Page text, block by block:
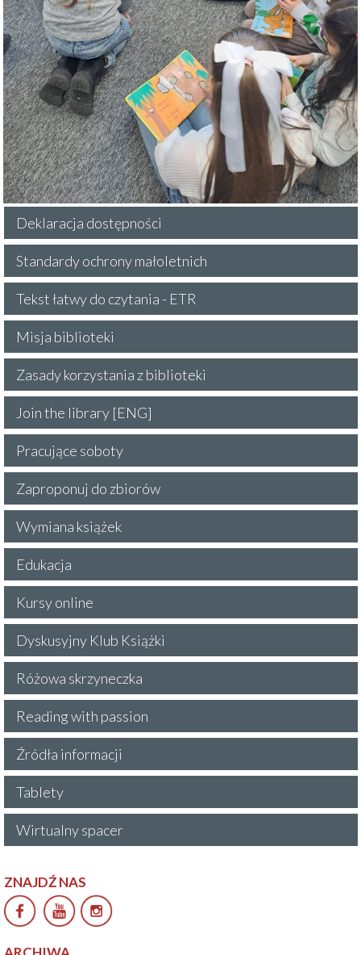
Deklaracja dostępności
Standardy ochrony małoletnich
Tekst łatwy do czytania - ETR
Misja biblioteki
Zasady korzystania z biblioteki
Join the library [ENG]
Pracujące soboty
Zaproponuj do zbiorów
Wymiana książek
Edukacja
Kursy online
Dyskusyjny Klub Książki
Różowa skrzyneczka
Reading with passion
Źródła informacji
Tablety
Wirtualny spacer
ZNAJDŹ NAS